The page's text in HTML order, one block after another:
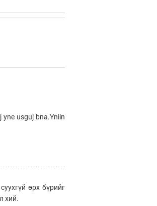
usguj bna.Yniin
өрх бүрийг
хий.